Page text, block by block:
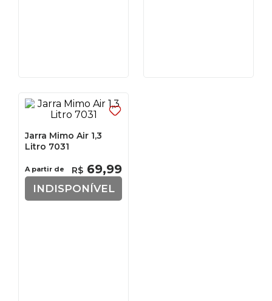
Jarra Mimo Air 1,3
Litro 7031
A partir de R$ 69,99
INDISPONÍVEL